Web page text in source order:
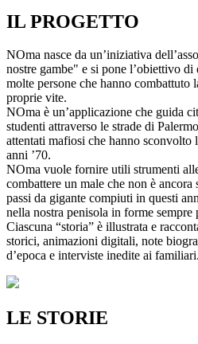
IL PROGETTO
NOma nasce da un’iniziativa
nostre gambe" e si pone l’obiettivo
molte persone che hanno combattuto
proprie vite.
NOma è un’applicazione che guida
studenti attraverso le strade di
attentati mafiosi che hanno sconvolto
anni ’70.
NOma vuole fornire utili strumenti
combattere un male che non è
passi da gigante compiuti in questi
nella nostra penisola in forme sempre
Ciascuna “storia” è illustrata e
storici, animazioni digitali, note
d’epoca e interviste inedite ai familiari.
LE STORIE